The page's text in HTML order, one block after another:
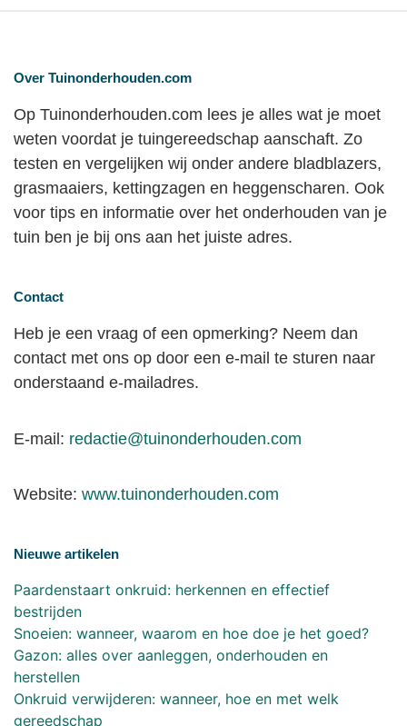
Over Tuinonderhouden.com
Op Tuinonderhouden.com lees je alles wat je moet
weten voordat je tuingereedschap aanschaft. Zo
testen en vergelijken wij onder andere bladblazers,
grasmaaiers, kettingzagen en heggenscharen. Ook
voor tips en informatie over het onderhouden van je
tuin ben je bij ons aan het juiste adres.
Contact
Heb je een vraag of een opmerking? Neem dan
contact met ons op door een e-mail te sturen naar
onderstaand e-mailadres.
E-mail: redactie@tuinonderhouden.com
Website: www.tuinonderhouden.com
Nieuwe artikelen
Paardenstaart onkruid: herkennen en effectief
bestrijden
Snoeien: wanneer, waarom en hoe doe je het goed?
Gazon: alles over aanleggen, onderhouden en
herstellen
Onkruid verwijderen: wanneer, hoe en met welk
gereedschap